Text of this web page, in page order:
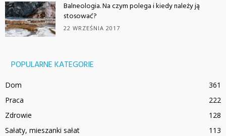
Balneologia. Na czym polega i kiedy należy ją
stosować?
22 WRZEŚNIA 2017
POPULARNE KATEGORIE
Dom
361
Praca
222
Zdrowie
128
Sałaty, mieszanki sałat
113